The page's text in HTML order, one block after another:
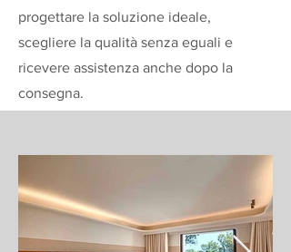
progettare la soluzione ideale,
scegliere la qualità senza eguali e
ricevere assistenza anche dopo la
consegna.